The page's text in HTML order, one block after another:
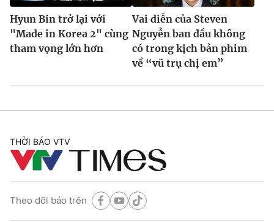
Hyun Bin trở lại với
"Made in Korea 2" cùng
tham vọng lớn hơn
Vai diễn của Steven
Nguyễn ban đầu không
có trong kịch bản phim
về “vũ trụ chị em”
THỜI BÁO VTV
Theo dõi báo trên